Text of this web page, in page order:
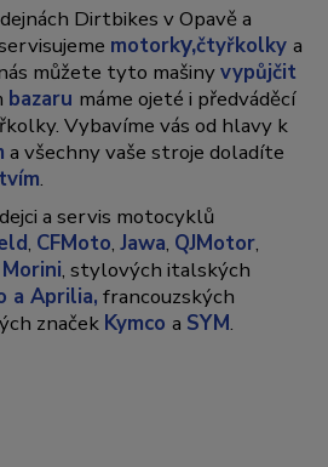
Dirtbikes v Opavě a
motorky,čtyřkolkya
můžete tyto mašinyvypůjčit
bazaru máme ojeté i předváděcí
Vybavíme vás od hlavy k
a všechny vaše stroje doladíte
.
a servis motocyklů
, CFMoto,Jawa, QJMotor,
, stylových italských
a Aprilia, francouzských
značek Kymcoa SYM.